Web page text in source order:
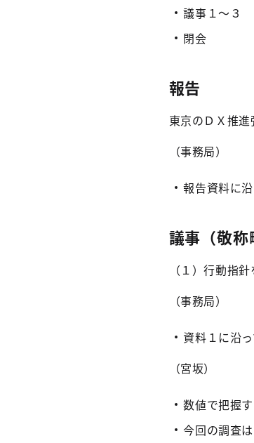
議事１～３
閉会
報告
東京のＤＸ推
（事務局）
報告資料に
議事（敬称
（１）行動指
（事務局）
資料１に沿
（宮坂）
数値で把握
今回の調査